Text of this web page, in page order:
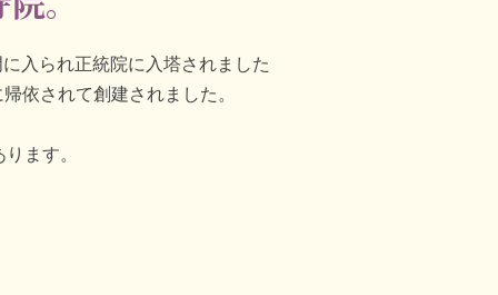
入られ正統院に入塔されました
依されて創建されました。
ます。